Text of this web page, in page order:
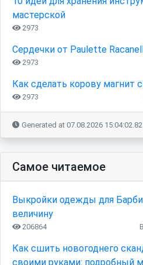
мастерской
2973
Сердечки от Paulette
2973
Как сделать корову магнит
2973
Generated at 07.08.2026
Самое читаемое
Выкройки одежды для
величину
206864
Как сшить новогоднего
своими руками: подробный